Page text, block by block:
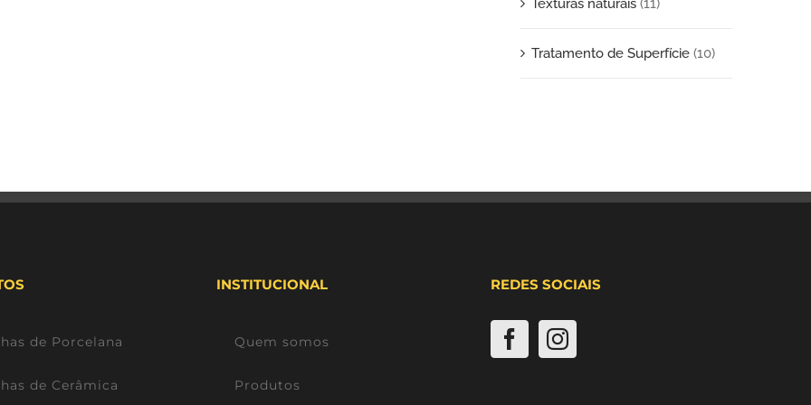
Tratamento de Superfície (10)
de Porcelana
de Cerâmica
INSTITUCIONAL
Quem somos
Produtos
REDES SOCIAIS